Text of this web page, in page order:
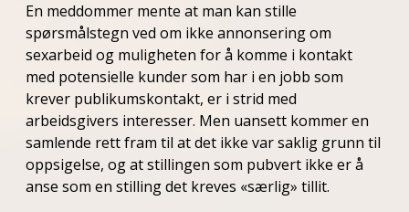
En meddommer mente at man kan stille
spørsmålstegn ved om ikke annonsering om
sexarbeid og muligheten for å komme i kontakt
med potensielle kunder som har i en jobb som
krever publikumskontakt, er i strid med
arbeidsgivers interesser. Men uansett kommer en
samlende rett fram til at det ikke var saklig grunn til
oppsigelse, og at stillingen som pubvert ikke er å
anse som en stilling det kreves «særlig» tillit.